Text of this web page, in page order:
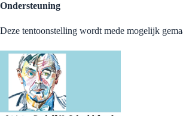
Ondersteuning
Deze tentoonstelling wordt mede mogelijk